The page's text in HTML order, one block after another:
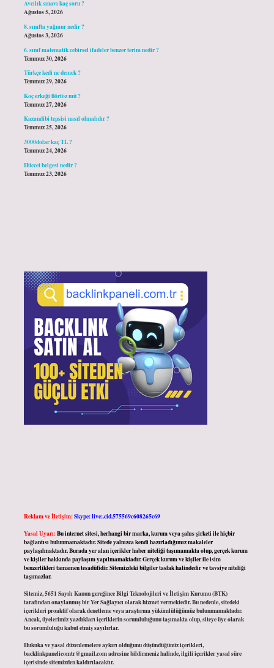
Avcılık sınavı kaç soru ?
Ağustos 5, 2026
8. sınıfta yağmur nedir ?
Ağustos 3, 2026
6. sınıf matematik cebirsel ifadeler benzer terim nedir ?
Temmuz 30, 2026
Türkçe kedi ne demek ?
Temmuz 29, 2026
Koç erkeği flörtöz mü ?
Temmuz 27, 2026
Kazandibi tepsisi nasıl olmalıdır ?
Temmuz 25, 2026
3000dolar kaç TL ?
Temmuz 24, 2026
Hüccet belgesi nedir ?
Temmuz 23, 2026
Reklam ve İletişim:Skype: live:.cid.575569c608265c69
Yasal Uyarı:Bu internet sitesi, herhangi bir marka, kurum veya şahıs şirketi ile hiçbir
bağlantısı bulunmamaktadır. Sitede yalnızca kendi hazırladığımız makaleler
paylaşılmaktadır. Burada yer alan içerikler haber niteliği taşımamakta olup, gerçek kurum
ve kişiler hakkında paylaşım yapılmamaktadır. Gerçek kurum ve kişiler ile isim
benzerlikleri tamamen tesadüfidir. Sitemizdeki bilgiler taslak halindedir ve tavsiye niteliği
taşımazlar.
Sitemiz, 5651 Sayılı Kanun gereğince Bilgi Teknolojileri ve İletişim Kurumu (BTK)
tarafından onaylanmış bir Yer Sağlayıcı olarak hizmet vermektedir. Bu nedenle, sitedeki
içerikleri proaktif olarak denetleme veya araştırma yükümlülüğümüz bulunmamaktadır.
Ancak, üyelerimiz yazdıkları içeriklerin sorumluluğunu taşımakta olup, siteye üye olarak
bu sorumluluğu kabul etmiş sayılırlar.
Hukuka ve yasal düzenlemelere aykırı olduğunu düşündüğünüz içerikleri,
backlinkpanelicomtr@gmail.comadresine bildirmeniz halinde, ilgili içerikler yasal süre
içerisinde sitemizden kaldırılacaktır.